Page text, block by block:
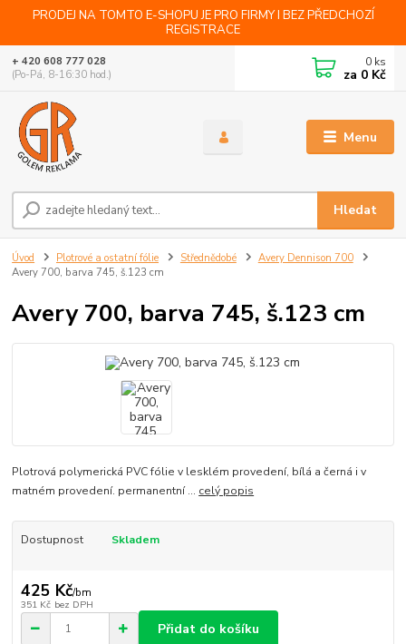
PRODEJ NA TOMTO E-SHOPU JE PRO FIRMY I BEZ PŘEDCHOZÍ
REGISTRACE
Menu
Hledat
+ 420 608 777 028
(Po-Pá, 8-16:30 hod.)
0 ks
za 0 Kč
Úvod Plotrové a ostatní fólie Střednědobé
Avery Dennison 700
Avery 700, barva 745, š.123 cm
Avery 700, barva 745, š.123 cm
Plotrová polymerická PVC fólie v lesklém provedení, bílá a černá i v
matném provedení. permanentní ... celý popis
Dostupnost Skladem
425 Kč/bm
351 Kč bez DPH
Přidat do košíku